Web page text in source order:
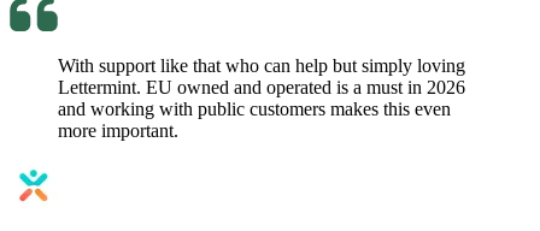
With support like that who can help but simply loving
Lettermint. EU owned and operated is a must in 2026
and working with public customers makes this even
more important.